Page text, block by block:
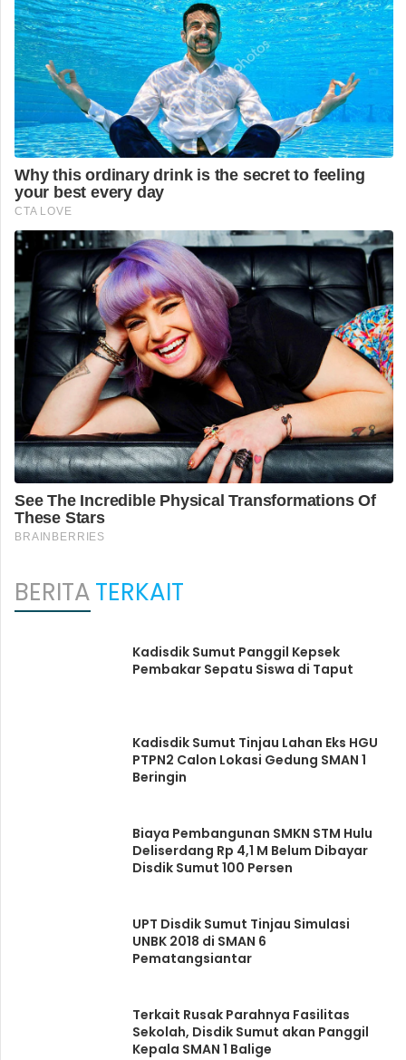
BERITATERKAIT
Kadisdik Sumut Panggil Kepsek
Pembakar Sepatu Siswa di Taput
Kadisdik Sumut Tinjau Lahan Eks HGU
PTPN2 Calon Lokasi Gedung SMAN 1
Beringin
Biaya Pembangunan SMKN STM Hulu
Deliserdang Rp 4,1 M Belum Dibayar
Disdik Sumut 100 Persen
UPT Disdik Sumut Tinjau Simulasi
UNBK 2018 di SMAN 6
Pematangsiantar
Terkait Rusak Parahnya Fasilitas
Sekolah, Disdik Sumut akan Panggil
Kepala SMAN 1 Balige